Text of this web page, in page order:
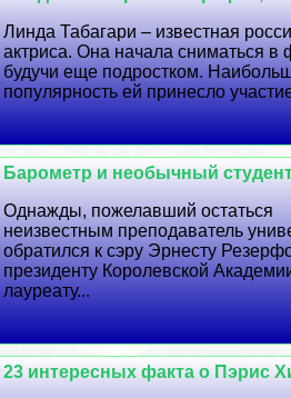
Линда Табагари – известная
актриса. Она начала сниматься в
будучи еще подростком.
популярность ей принесло
Барометр и необычный
Однажды, пожелавший остаться
неизвестным преподаватель
обратился к сэру Эрнесту
президенту Королевской
лауреату...
23 интересных факта о Пэрис